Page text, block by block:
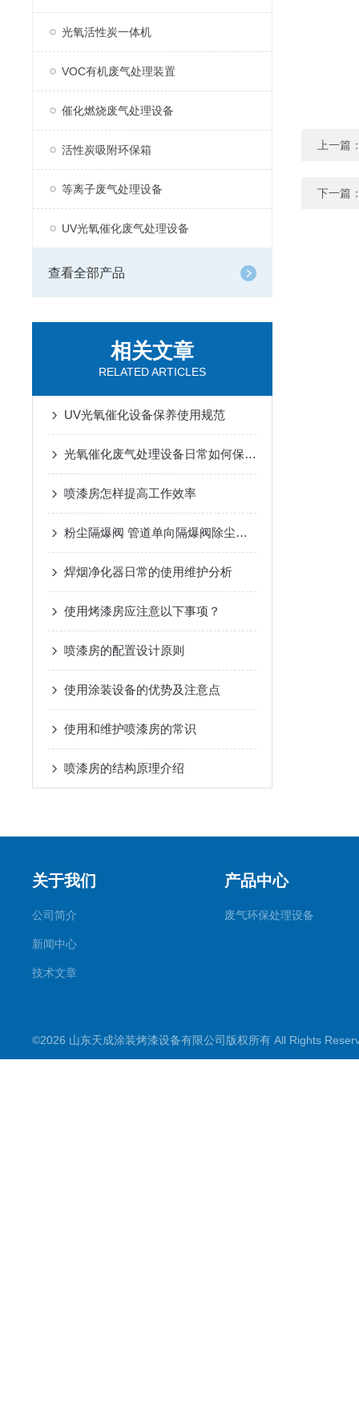
光氧活性炭一体机
VOC有机废气处理装置
催化燃烧废气处理设备
活性炭吸附环保箱
等离子废气处理设备
UV光氧催化废气处理设备
查看全部产品
相关文章
RELATED ARTICLES
UV光氧催化设备保养使用规范
光氧催化废气处理设备日常如何保养？
喷漆房怎样提高工作效率
粉尘隔爆阀 管道单向隔爆阀除尘管道隔爆阀简要介绍
焊烟净化器日常的使用维护分析
使用烤漆房应注意以下事项？
喷漆房的配置设计原则
使用涂装设备的优势及注意点
使用和维护喷漆房的常识
喷漆房的结构原理介绍
上一篇
下一篇
关于我们
公司简介
新闻中心
技术文章
产品中心
废气环保处理设备
©2026 山东天成涂装烤漆设备有限公司版权所有 All Rights